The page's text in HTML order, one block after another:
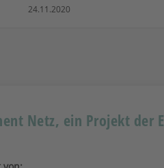
24.11.2020
Netz, ein Projekt